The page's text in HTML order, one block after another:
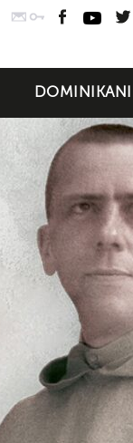
PocztaLogowanie